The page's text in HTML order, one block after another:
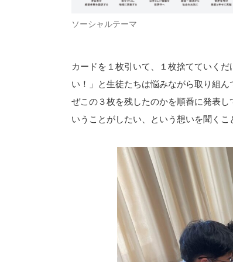
ソーシャルテーマ
カードを１枚引いて、１枚捨てていく
い！」と生徒たちは悩みながら取り組
ぜこの３枚を残したのかを順番に発表
いうことがしたい、という想いを聞くこ